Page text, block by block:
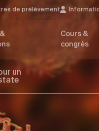
de prélèvement
Cours &
congrès
un